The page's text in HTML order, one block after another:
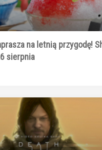
na letnią przygodę!
sierpnia